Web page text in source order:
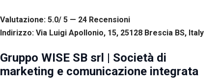
Valutazione: 5.0/ 5 — 24 Recensioni
Indirizzo: Via Luigi Apollonio, 15, 25128 Brescia BS, Italy
Gruppo WISE SB srl | Società di
marketing e comunicazione integrata